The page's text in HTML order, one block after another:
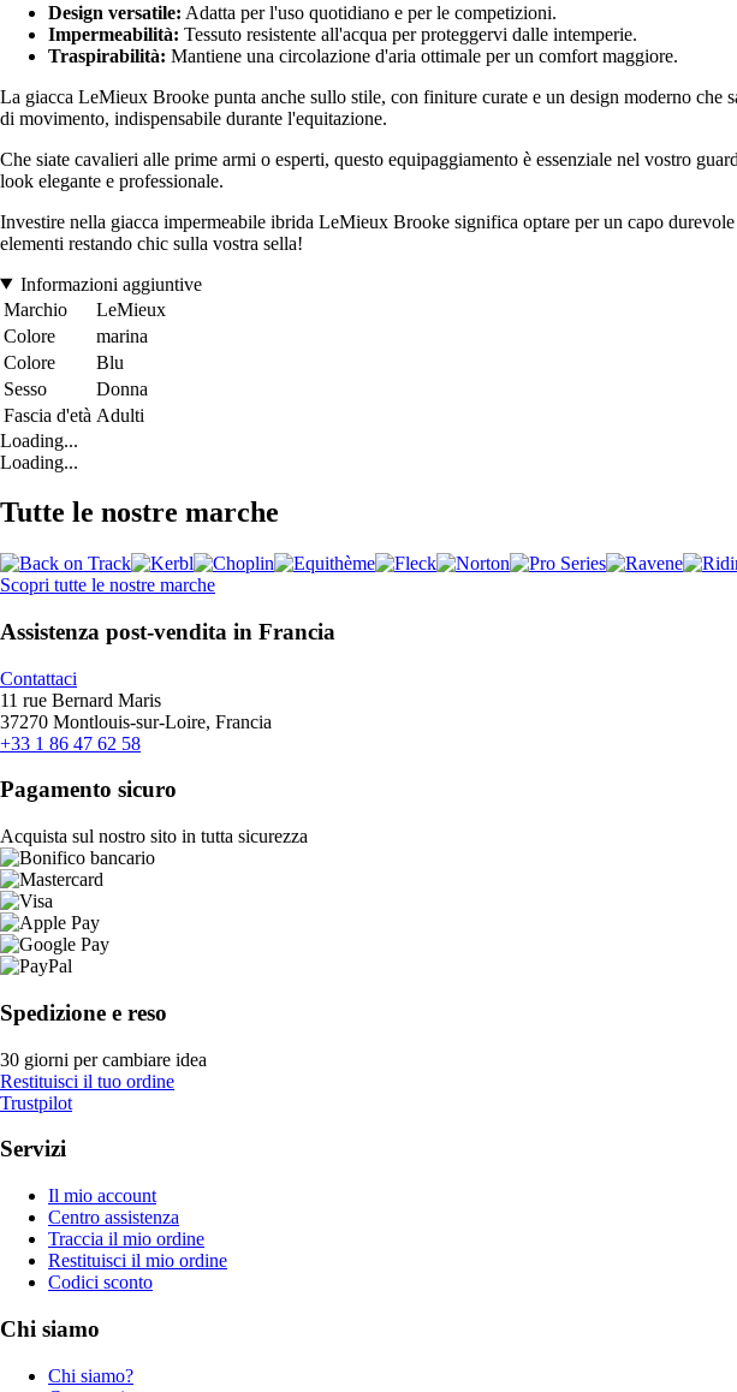
Design versatile: Adatta per l'uso quotidiano e per le competizioni.
Impermeabilità: Tessuto resistente all'acqua per proteggervi dalle intemperie.
Traspirabilità: Mantiene una circolazione d'aria ottimale per un comfort maggiore.
La giacca LeMieux Brooke punta anche sullo stile, con finiture curate e un design moderno
di movimento, indispensabile durante l'equitazione.
Che siate cavalieri alle prime armi o esperti, questo equipaggiamento è essenziale nel vostro
look elegante e professionale.
Investire nella giacca impermeabile ibrida LeMieux Brooke significa optare per un capo
elementi restando chic sulla vostra sella!
Informazioni aggiuntive
Marchio
LeMieux
Colore
marina
Colore
Blu
Sesso
Donna
Fascia d'età Adulti
Loading...
Loading...
Tutte le nostre marche
Scopri tutte le nostre marche
Assistenza post-vendita in Francia
Contattaci
11 rue Bernard Maris
37270 Montlouis-sur-Loire, Francia
+33 1 86 47 62 58
Pagamento sicuro
Acquista sul nostro sito in tutta sicurezza
Spedizione e reso
30 giorni per cambiare idea
Restituisci il tuo ordine
Trustpilot
Servizi
Il mio account
Centro assistenza
Traccia il mio ordine
Restituisci il mio ordine
Codici sconto
Chi siamo
Chi siamo?